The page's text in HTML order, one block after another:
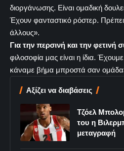
διοργάνωσης. Είναι ομαδική
Έχουν φανταστικό ρόστερ.
άλλους».
Για την περσινή και την φετινή
φιλοσοφία μας είναι η ίδια.
κάναμε βήμα μπροστά σαν
Αξίζει να διαβάσεις
Τζόελ
του η
μεταγραφή